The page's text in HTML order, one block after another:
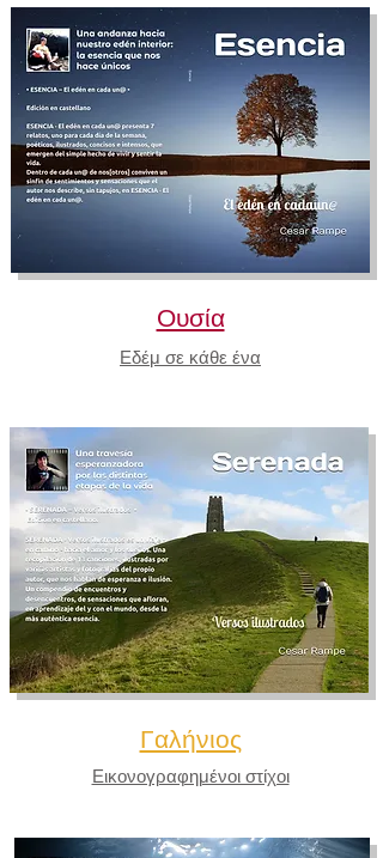
Ουσία
Εδέμ σε κάθε ένα
Γαλήνιος
Εικονογραφημένοι στίχοι